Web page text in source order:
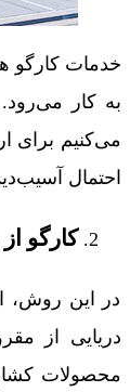
خدمات کارگو
به کار
می‌کنیم برای
احتمال
کارگو
در این روش،
دریایی از
محصولات